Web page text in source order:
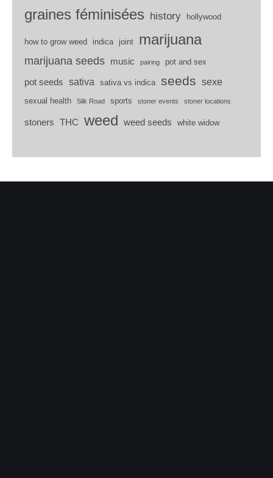
graines féminisées history hollywood
how to grow weed indica joint marijuana
marijuana seeds music pairing pot and sex
pot seeds sativa sativa vs indica seeds sexe
sexual health Silk Road sports stoner events stoner locations
stoners THC weed weed seeds white widow